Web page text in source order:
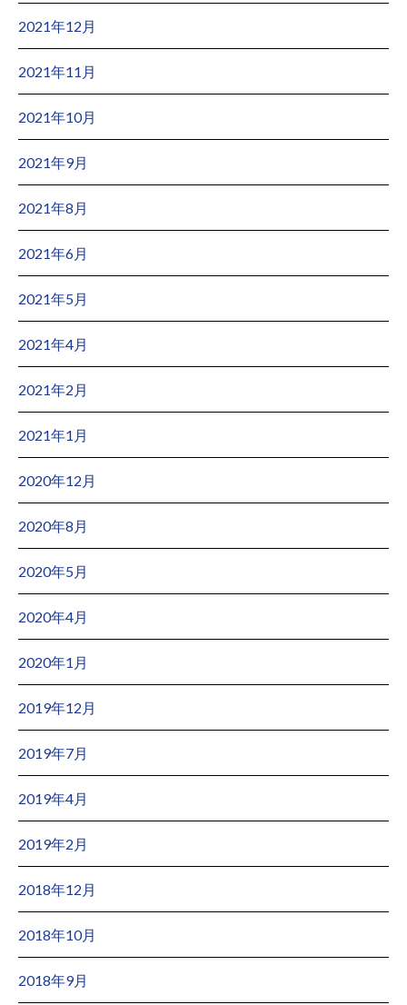
2021年12月
2021年11月
2021年10月
2021年9月
2021年8月
2021年6月
2021年5月
2021年4月
2021年2月
2021年1月
2020年12月
2020年8月
2020年5月
2020年4月
2020年1月
2019年12月
2019年7月
2019年4月
2019年2月
2018年12月
2018年10月
2018年9月